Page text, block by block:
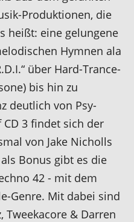
Produktionen, die
heißt: eine gelungene
Hymnen ala
über Hard-Trance-
bis hin zu
deutlich von Psy-
3 findet sich der
von Jake Nicholls
Bonus gibt es die
42 - mit dem
Genre. Mit dabei sind
Tweekacore & Darren